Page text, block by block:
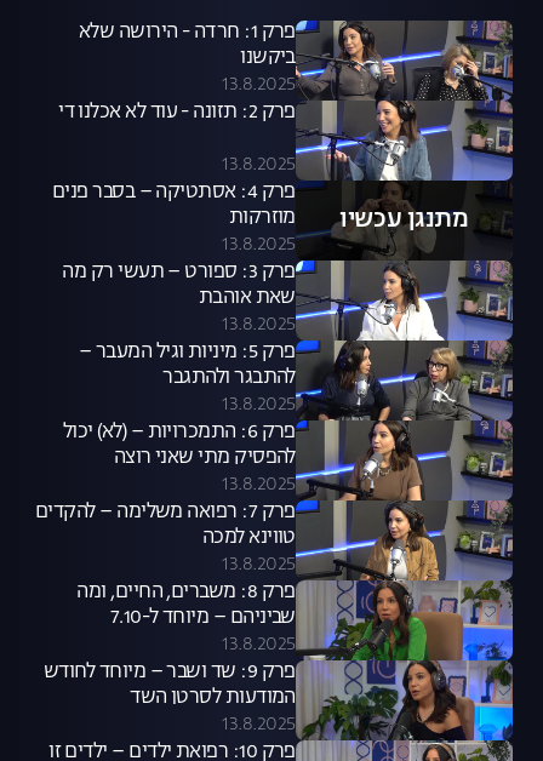
פרק 1: חרדה - הירושה שלא
ביקשנו
13.8.2025
פרק 2: תזונה - עוד לא אכלנו די
13.8.2025
מתנגן עכשיו
פרק 4: אסתטיקה – בסבר פנים
מוזרקות
13.8.2025
פרק 3: ספורט – תעשי רק מה
שאת אוהבת
13.8.2025
פרק 5: מיניות וגיל המעבר –
להתבגר ולהתגבר
13.8.2025
פרק 6: התמכרויות – (לא) יכול
להפסיק מתי שאני רוצה
13.8.2025
פרק 7: רפואה משלימה – להקדים
טווינא למכה
13.8.2025
פרק 8: משברים, החיים, ומה
שביניהם – מיוחד ל-7.10
13.8.2025
פרק 9: שד ושבר – מיוחד לחודש
המודעות לסרטן השד
13.8.2025
פרק 10: רפואת ילדים – ילדים זו